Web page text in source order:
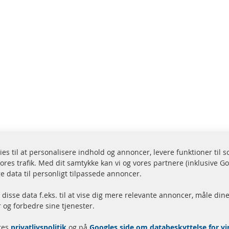
inden for 24 timer
på lager
Alle dele er
Hurtige links
til at personalisere indhold og annoncer, levere funktioner til
trafik. Med dit samtykke kan vi og vores partnere (inklusive
data til personligt tilpassede annoncer.
disse data f.eks. til at vise dig mere relevante annoncer, måle
og forbedre sine tjenester.